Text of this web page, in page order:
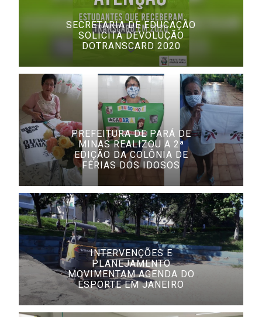
SECRETARIA DE EDUCAÇÃO
SOLICITA DEVOLUÇÃO
DOTRANSCARD 2020
PREFEITURA DE PARÁ DE
MINAS REALIZOU A 2ª
EDIÇÃO DA COLÔNIA DE
FÉRIAS DOS IDOSOS
INTERVENÇÕES E
PLANEJAMENTO
MOVIMENTAM AGENDA DO
ESPORTE EM JANEIRO